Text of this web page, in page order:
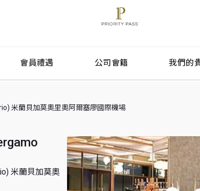
會員禮遇 公司會籍 我們的
米蘭貝加莫奧里奧阿爾塞廖國際機場
米蘭貝加莫奧